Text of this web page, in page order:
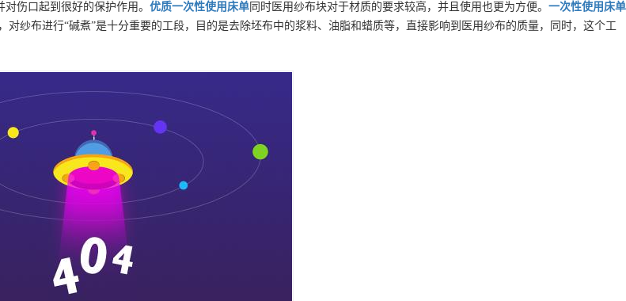
伤口起到很好的保护作用。 优质一次性使用床单 同时医用纱布块对于材质的要求较高，并且使用也更为方便。 一次性使用床单
纱布进行“碱煮”是十分重要的工段，目的是去除坯布中的浆料、油脂和蜡质等，直接影响到医用纱布的质量，同时，这个工